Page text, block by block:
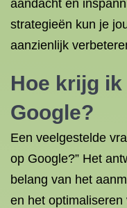
aandacht en
strategieën kun je
aanzienlijk
Hoe krijg
Google?
Een veelgestelde
op Google?” Het
belang van het
en het